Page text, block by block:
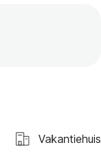
Vakantiehuis